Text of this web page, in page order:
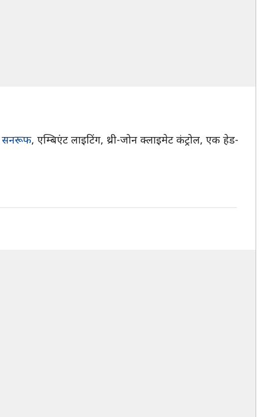
सनरूफ, एम्बिएंट लाइटिंग, थ्री-जोन क्लाइमेट कंट्रोल, एक हेड-